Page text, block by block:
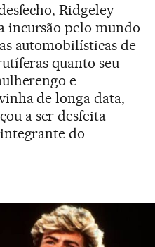
Ridgeley
incursão pelo mundo
automobilísticas de
quanto seu
e
de longa data,
a ser desfeita
do